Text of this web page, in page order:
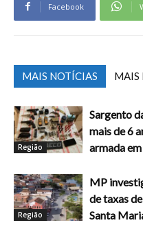
Facebook
MAIS NOTÍCIAS MAIS
Região
Sargento
mais de 6
armada
Região
MP
de taxas
Santa